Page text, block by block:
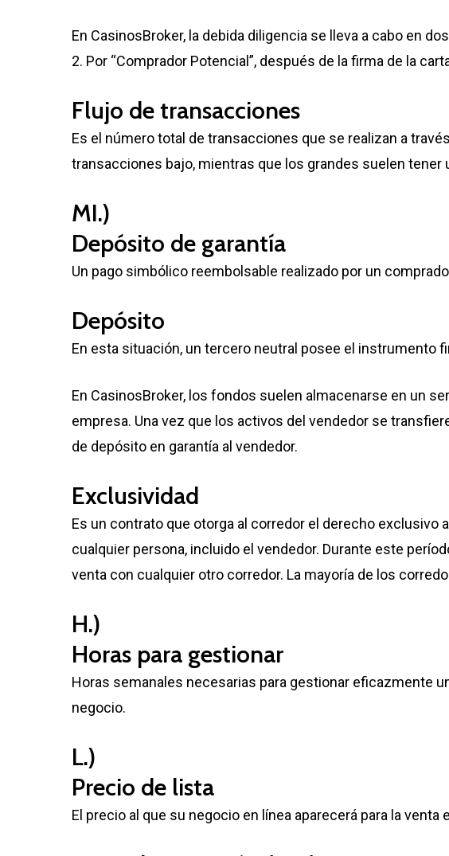
En CasinosBroker, la debida diligencia se lleva a cabo en
2. Por “Comprador Potencial”, después de la firma de la
Flujo de transacciones
Es el número total de transacciones que se realizan a
transacciones bajo, mientras que los grandes suelen tener
MI.)
Depósito de garantía
Un pago simbólico reembolsable realizado por un
Depósito
En esta situación, un tercero neutral posee el instrumento
En CasinosBroker, los fondos suelen almacenarse en un
empresa. Una vez que los activos del vendedor se
de depósito en garantía al vendedor.
Exclusividad
Es un contrato que otorga al corredor el derecho
cualquier persona, incluido el vendedor. Durante este
venta con cualquier otro corredor. La mayoría de los
H.)
Horas para gestionar
Horas semanales necesarias para gestionar eficazmente
negocio.
L.)
Precio de lista
El precio al que su negocio en línea aparecerá para la venta